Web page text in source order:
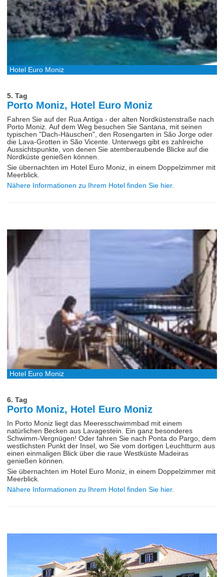
Hotel Euro Moniz
5. Tag
Porto Moniz, Hotel Euro Moniz
Fahren Sie auf der Rua Antiga - der alten Nordküstenstraße nach
Porto Moniz. Auf dem Weg besuchen Sie Santana, mit seinen
typischen "Dach-Häuschen", den Rosengarten in São Jorge oder
die Lava-Grotten in São Vicente. Unterwegs gibt es zahlreiche
Aussichtspunkte, von denen Sie atemberaubende Blicke auf die
Nordküste genießen können.
Sie übernachten im Hotel Euro Moniz, in einem Doppelzimmer mit
Meerblick.
Nähere Informationen zu Ihrem Hotel finden Sie hier.
Hotel Euro Moniz
6. Tag
Porto Moniz, Hotel Euro Moniz
In Porto Moniz liegt das Meeresschwimmbad mit einem
natürlichen Becken aus Lavagestein. Ein ganz besonderes
Schwimm-Vergnügen! Oder fahren Sie nach Ponta do Pargo, dem
westlichsten Punkt der Insel, wo Sie vom dortigen Leuchtturm aus
einen einmaligen Blick über die raue Westküste Madeiras
genießen können.
Sie übernachten im Hotel Euro Moniz, in einem Doppelzimmer mit
Meerblick.
Nähere Informationen zu Ihrem Hotel finden Sie hier.